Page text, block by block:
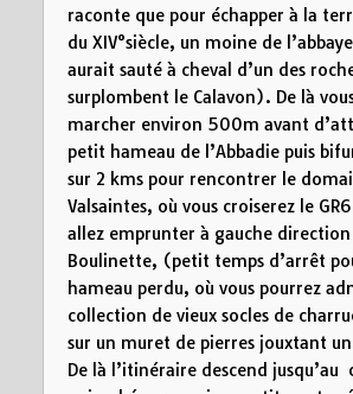
raconte que pour échapper à la
du XIV°siècle, un moine de
aurait sauté à cheval d’un des
surplombent le Calavon). De là
marcher environ 500m avant
petit hameau de l’Abbadie puis
sur 2 kms pour rencontrer le
Valsaintes, où vous croiserez le
allez emprunter à gauche
Boulinette, (petit temps d’arrêt
hameau perdu, où vous pourrez
collection de vieux socles de
sur un muret de pierres jouxtant
De là l’itinéraire descend jusqu’au